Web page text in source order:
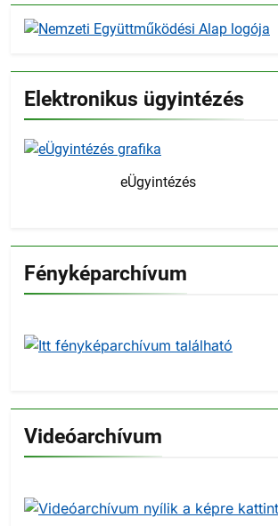
Elektronikus ügyintézés
eÜgyintézés
Fényképarchívum
Videóarchívum